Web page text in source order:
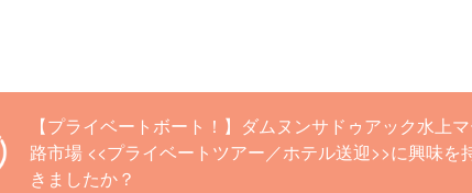
【プライベートボート！】ダムヌンサドゥアック水上
路市場 <<プライベートツアー／ホテル送迎>>に興味を
きましたか？